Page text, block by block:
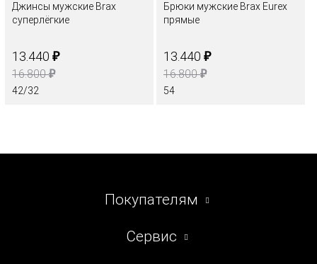
Джинсы мужские Brax
суперлёгкие
13.440 ₽
16.800₽
42/32
Брюки мужские Brax Eurex
прямые
13.440 ₽
16.800₽
54
Покупателям
Сервис